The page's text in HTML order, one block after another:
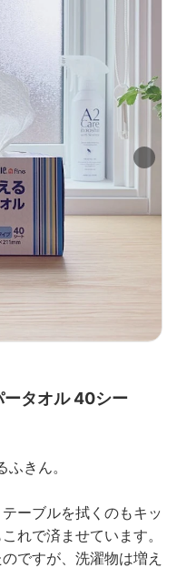
ータオル 40シー
きん。
ーブルを拭くのもキッ
れで済ませています。
ですが、洗濯物は増え